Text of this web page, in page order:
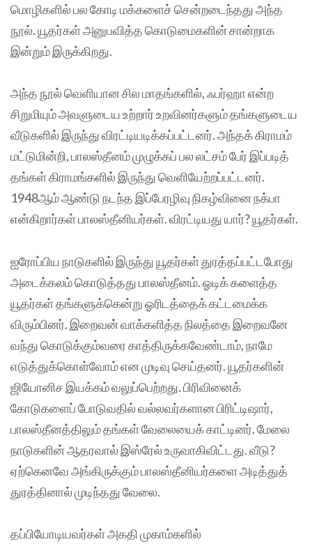
மொழிகளில் பல கோடி மக்களைச் சென்றடைந்தது அந்த
நூல். யூதர்கள் அனுபவித்த கொடுமைகளின் சான்றாக
இன்றும் இருக்கிறது.
அந்த நூல் வெளியான சில மாதங்களில், ஃபர்ஹா என்ற
சிறுமியும் அவளுடைய உற்றார் உறவினர்களும் தங்களுடைய
வீடுகளில் இருந்து விரட்டியடிக்கப்பட்டனர். அந்தக் கிராமம்
மட்டுமின்றி, பாலஸ்தீனம் முழுக்கப் பல லட்சம் பேர் இப்படித்
தங்கள் கிராமங்களில் இருந்து வெளியேற்றப்பட்டனர்.
1948ஆம் ஆண்டு நடந்த இப்பேரழிவு நிகழ்வினை நக்பா
என்கிறார்கள் பாலஸ்தீனியர்கள். விரட்டியது யார்? யூதர்கள்.
ஐரோப்பிய நாடுகளில் இருந்து யூதர்கள் துரத்தப்பட்டபோது
அடைக்கலம் கொடுத்தது பாலஸ்தீனம். ஓடிக் களைத்த
யூதர்கள் தங்களுக்கென்று ஓரிடத்தைக் கட்டமைக்க
விரும்பினர். இறைவன் வாக்களித்த நிலத்தை இறைவனே
வந்து கொடுக்கும்வரை காத்திருக்கவேண்டாம், நாமே
எடுத்துக்கொள்வோம் என முடிவு செய்தனர். யூதர்களின்
ஜியோனிச இயக்கம் வலுப்பெற்றது. பிரிவினைக்
கோடுகளைப் போடுவதில் வல்லவர்களான பிரிட்டிஷார்,
பாலஸ்தீனத்திலும் தங்கள் வேலையைக் காட்டினர். மேலை
நாடுகளின் ஆதரவால் இஸ்ரேல் உருவாகிவிட்டது. வீடு?
ஏற்கெனவே அங்கிருக்கும் பாலஸ்தீனியர்களை அடித்துத்
துரத்தினால் முடிந்தது வேலை.
தப்பியோடியவர்கள் அகதி முகாம்களில்